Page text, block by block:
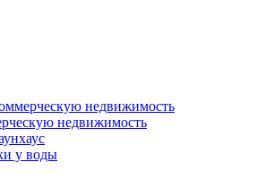
недвижимость
недвижимость
у воды